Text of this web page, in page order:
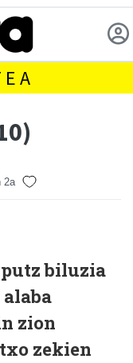
2a
biluzia
zion
zekien